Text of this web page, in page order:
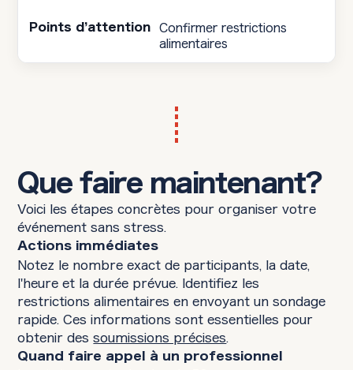
Confirmer restrictions
alimentaires
Que faire maintenant?
Voici les étapes concrètes pour organiser votre
événement sans stress.
Actions immédiates
Notez le nombre exact de participants, la date,
l'heure et la durée prévue. Identifiez les
restrictions alimentaires en envoyant un sondage
rapide. Ces informations sont essentielles pour
obtenir dessoumissions précises.
Quand faire appel à un professionnel